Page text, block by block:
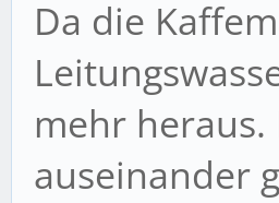
Da die
mehr
auseinander